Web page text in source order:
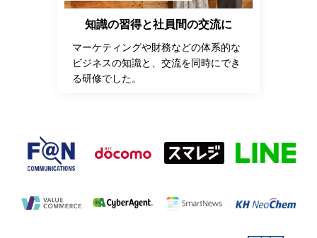
知識の習得と社員間の交流に
マーケティングや財務などの体系的な
ビジネスの知識と、交流を同時にでき
る研修でした。